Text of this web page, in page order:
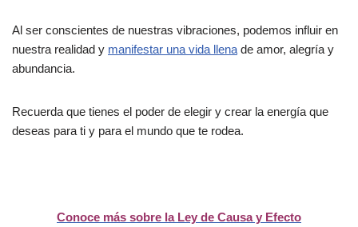
Al ser conscientes de nuestras vibraciones, podemos influir en
nuestra realidad y manifestar una vida llena de amor, alegría y
abundancia.
Recuerda que tienes el poder de elegir y crear la energía que
deseas para ti y para el mundo que te rodea.
Conoce más sobre la Ley de Causa y Efecto